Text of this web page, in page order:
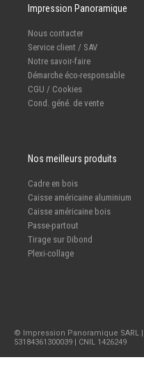
Impression Panoramique
Nous contacter
Service client / SAV
Notre savoir-faire
Démarche éco-responsable
CGU / Cookies
Cond. géné. de vente
Nos meilleurs produits
Cadre en bois
Caisse américaine aluminium
Caisse américaine bois
Passe-partout
Tirage sur Dibond
Plexi-collage
© Impression Panoramique SARL |
53184361300039 | CNIL 1426249